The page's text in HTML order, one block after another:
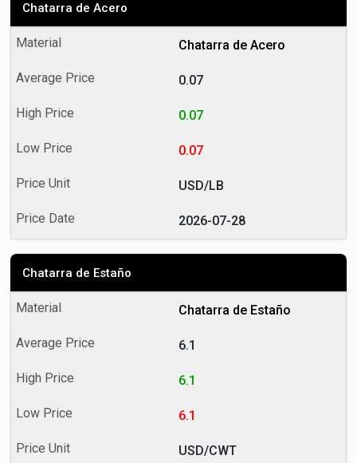
Chatarra de Acero
Chatarra de Acero
0.07
0.07
0.07
USD/LB
2026-07-28
Chatarra de Estaño
Chatarra de Estaño
6.1
6.1
6.1
USD/CWT